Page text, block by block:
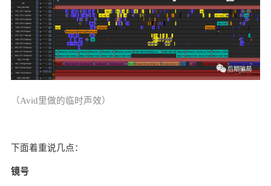
（Avid里做的临时声效）
下面着重说几点：
镜号